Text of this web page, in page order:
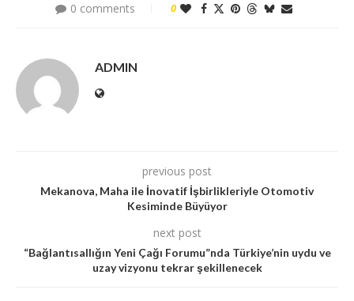
0 comments 0
ADMIN
previous post
Mekanova, Maha ile İnovatif İşbirlikleriyle Otomotiv
Kesiminde Büyüyor
next post
“Bağlantısallığın Yeni Çağı Forumu”nda Türkiye’nin uydu ve
uzay vizyonu tekrar şekillenecek